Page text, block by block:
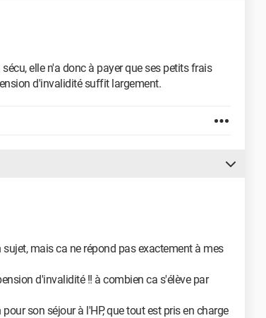
elle n'a donc à payer que ses petits frais
d'invalidité suffit largement.
mais ca ne répond pas exactement à mes
d'invalidité !! à combien ca s'élève par
son séjour à l'HP, que tout est pris en charge